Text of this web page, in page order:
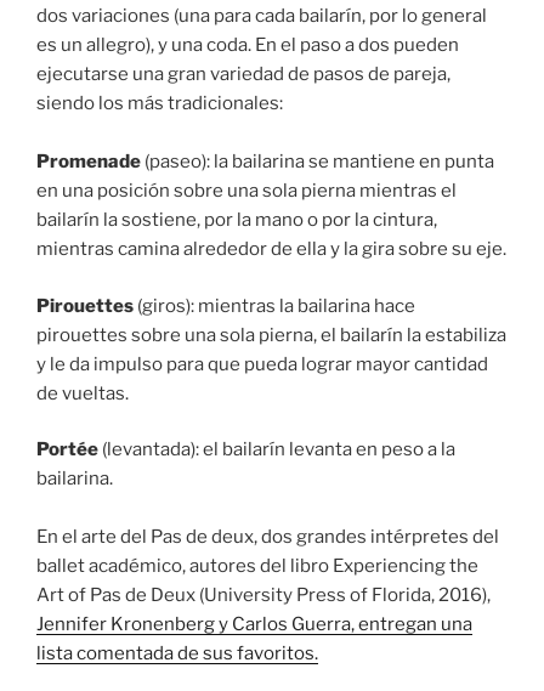
dos variaciones (una para cada bailarín, por lo general
es un allegro), y una coda. En el paso a dos pueden
ejecutarse una gran variedad de pasos de pareja,
siendo los más tradicionales:
Promenade (paseo): la bailarina se mantiene en punta
en una posición sobre una sola pierna mientras el
bailarín la sostiene, por la mano o por la cintura,
mientras camina alrededor de ella y la gira sobre su eje.
Pirouettes (giros): mientras la bailarina hace
pirouettes sobre una sola pierna, el bailarín la estabiliza
y le da impulso para que pueda lograr mayor cantidad
de vueltas.
Portée (levantada): el bailarín levanta en peso a la
bailarina.
En el arte del Pas de deux, dos grandes intérpretes del
ballet académico, autores del libro Experiencing the
Art of Pas de Deux (University Press of Florida, 2016),
Jennifer Kronenberg y Carlos Guerra, entregan una
lista comentada de sus favoritos.